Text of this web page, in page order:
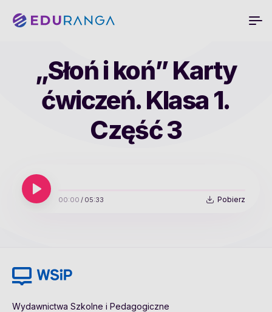
„Słoń i koń” Karty
ćwiczeń. Klasa 1.
Część 3
00:00 / 05:33 Pobierz
Wydawnictwa Szkolne i Pedagogiczne